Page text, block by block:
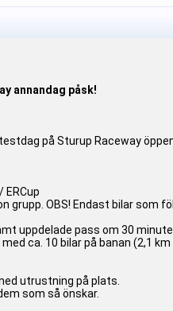
annandag påsk!
på Sturup Raceway
ERCup
grupp. OBS! Endast bilar som
uppdelade pass om 30
med ca. 10 bilar på banan
utrustning på plats.
som så önskar.